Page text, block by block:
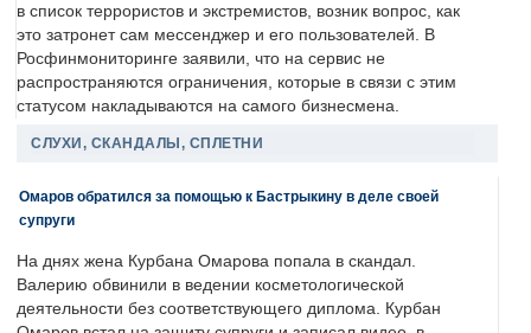
в список террористов и экстремистов, возник вопрос, как
это затронет сам мессенджер и его пользователей. В
Росфинмониторинге заявили, что на сервис не
распространяются ограничения, которые в связи с этим
статусом накладываются на самого бизнесмена.
СЛУХИ, СКАНДАЛЫ, СПЛЕТНИ
Омаров обратился за помощью к Бастрыкину в деле своей
супруги
На днях жена Курбана Омарова попала в скандал.
Валерию обвинили в ведении косметологической
деятельности без соответствующего диплома. Курбан